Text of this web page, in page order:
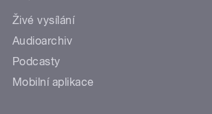
Živé vysílání
Audioarchiv
Podcasty
Mobilní aplikace